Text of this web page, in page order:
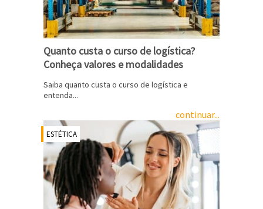
Quanto custa o curso de logística?
Conheça valores e modalidades
Saiba quanto custa o curso de logística e
entenda...
continuar...
ESTÉTICA